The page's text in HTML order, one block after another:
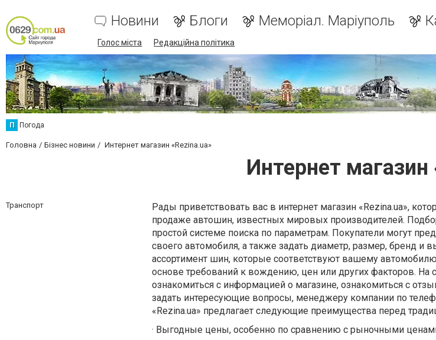
Новини Блоги Меморіал. Маріуполь
Голос міста Редакційна політика
П Погода
Головна Бізнес новини Интернет магазин «Rezina.ua»
Интернет магазин
Транспорт
Рады приветствовать вас в интернет магазин «Rezina.ua»,
продаже автошин, известных мировых производителей.
простой системе поиска по параметрам. Покупатели могут
своего автомобиля, а также задать диаметр, размер, бренд и
ассортимент шин, которые соответствуют вашему
основе требований к вождению, цен или других факторов. На
ознакомиться с информацией о магазине, ознакомиться с
задать интересующие вопросы, менеджеру компании по
«Rezina.ua» предлагает следующие преимущества перед
· Выгодные цены, особенно по сравнению с рыночными